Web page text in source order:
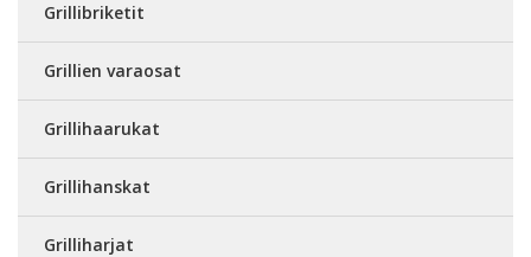
Grillibriketit
Grillien varaosat
Grillihaarukat
Grillihanskat
Grilliharjat